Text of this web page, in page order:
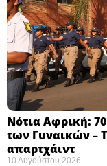
Νότια Αφρική:
των Γυναικών –
απαρτχάιντ ​
10 Αυγούστου 2026